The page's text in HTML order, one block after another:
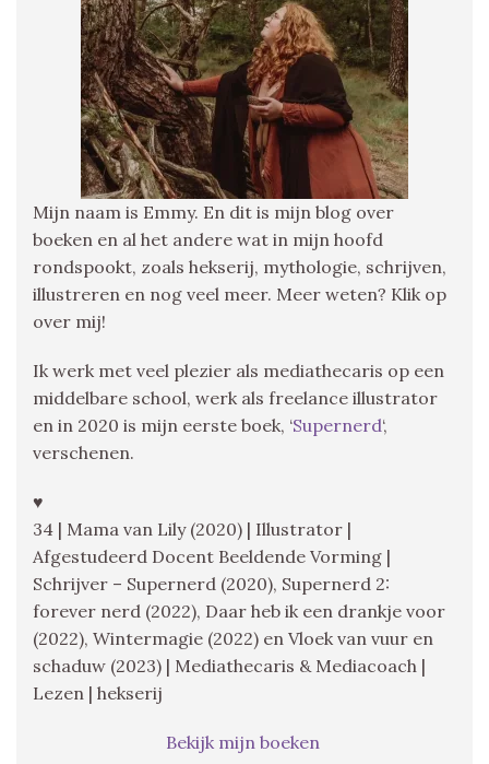
Mijn naam is Emmy. En dit is mijn blog over
boeken en al het andere wat in mijn hoofd
rondspookt, zoals hekserij, mythologie, schrijven,
illustreren en nog veel meer. Meer weten? Klik op
over mij!
Ik werk met veel plezier als mediathecaris op een
middelbare school, werk als freelance illustrator
en in 2020 is mijn eerste boek, ‘Supernerd‘,
verschenen.
♥
34 | Mama van Lily (2020) | Illustrator |
Afgestudeerd Docent Beeldende Vorming |
Schrijver – Supernerd (2020), Supernerd 2:
forever nerd (2022), Daar heb ik een drankje voor
(2022), Wintermagie (2022) en Vloek van vuur en
schaduw (2023) | Mediathecaris & Mediacoach |
Lezen | hekserij
Bekijk mijn boeken